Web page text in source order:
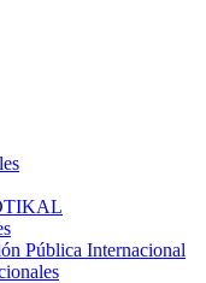
Pública Internacional